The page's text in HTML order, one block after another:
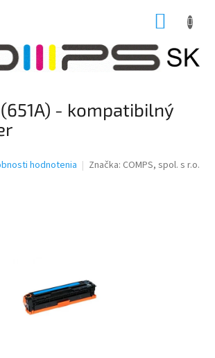
(651A) - kompatibilný
hodnotenia Značka: COMPS, spol. s r.o.